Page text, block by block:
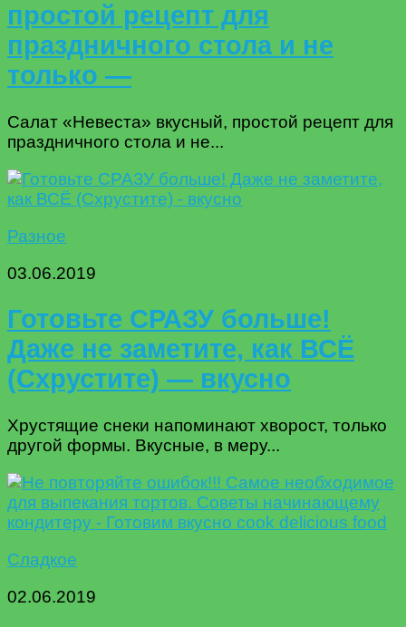
простой рецепт для
праздничного стола и не
только —
Салат «Невеста» вкусный, простой рецепт для
праздничного стола и не...
Разное
03.06.2019
Готовьте СРАЗУ больше!
Даже не заметите, как ВСЁ
(Схрустите) — вкусно
Хрустящие снеки напоминают хворост, только
другой формы. Вкусные, в меру...
Сладкое
02.06.2019